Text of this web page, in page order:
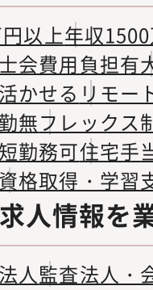
以上年収
会費用負担有
かせる リモー
無フレックス
勤務可住宅手
資格取得・学習
人情報を
人監査法人・